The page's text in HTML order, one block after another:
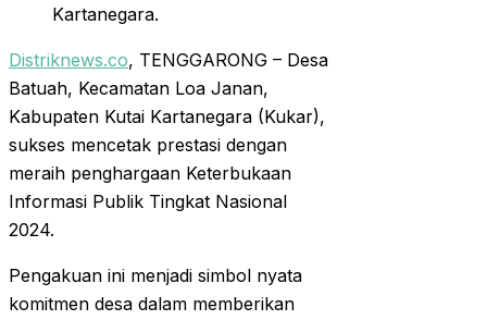
Kartanegara.
Distriknews.co, TENGGARONG – Desa
Batuah, Kecamatan Loa Janan,
Kabupaten Kutai Kartanegara (Kukar),
sukses mencetak prestasi dengan
meraih penghargaan Keterbukaan
Informasi Publik Tingkat Nasional
2024.
Pengakuan ini menjadi simbol nyata
komitmen desa dalam memberikan